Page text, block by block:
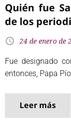
Quién fue
de los
24 de enero de
Fue designado
entonces, Papa Pío
Leer más